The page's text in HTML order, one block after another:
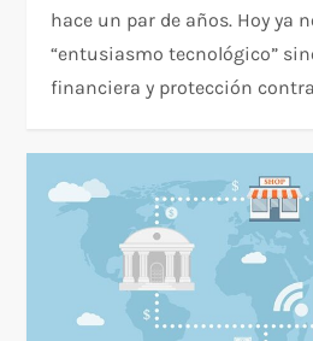
hace un par de años. Hoy ya
“entusiasmo tecnológico”
financiera y protección